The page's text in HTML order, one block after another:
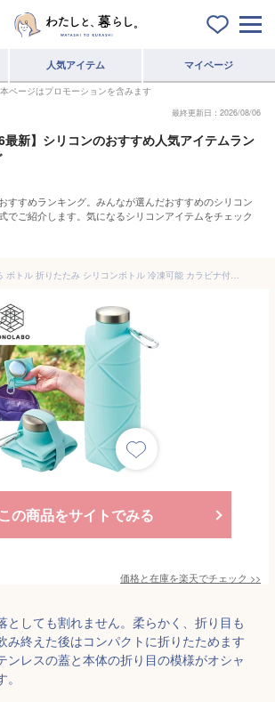
人気アイテム マイページ
本ページはプロモーションを含みます
最終更新日：2026/08/06
最新】シリコンのおすすめ人気アイテムラン
すすめランキング。みんなが選んだおすすめのシリコン
でご紹介します。気になるシリコンアイテムをチェック
水筒 冷凍できる ボトル 折りたたみ シリコンボトル 冷凍可能 カラビナ付き 700ml おしゃれ 暑さ対策グッズ 伸縮 コップ スポーツ アウトドア 防災グッズ 持ち運び 便利 送料無料 60N◇ シリコンボトル
この商品をサイトでみる
価格と在庫を楽天でチェック >>
としても割れません。柔らかく、折り目も
み終えた後はコンパクトに折りたためます
ンレスの蓋と本体の折り目の模様がオシャ